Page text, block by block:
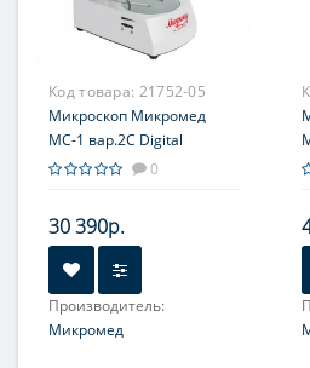
Код товара: 21752-05
Микроскоп Микромед
МС-1 вар.2C Digital
0
30 390р.
Производитель:
Микромед